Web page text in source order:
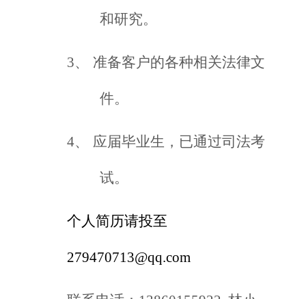
和研究。
3、 准备客户的各种相关法律文
件。
4、 应届毕业生，已通过司法考
试。
个人简历请投至
279470713@qq.com